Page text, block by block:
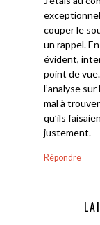
couper le
un rappel.
évident,
point de
l’analyse
mal à
qu’ils
justement.
Répondre